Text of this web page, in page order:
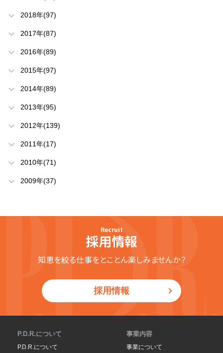
2018年(97)
2017年(87)
2016年(89)
2015年(97)
2014年(89)
2013年(95)
2012年(139)
2011年(17)
2010年(71)
2009年(37)
Recruit
採用情報
知恵を絞る仕事をとことん楽しみませんか？
採用情報
P.D.R.について
P.D.R.について
事業内容
事業について